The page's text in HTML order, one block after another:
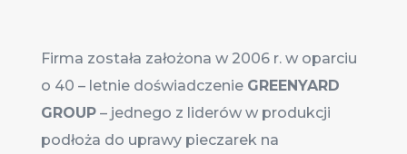
Firma została założona w 2006 r. w oparciu
o 40 – letnie doświadczenie GREENYARD
GROUP– jednego z liderów w produkcji
podłoża do uprawy pieczarek na